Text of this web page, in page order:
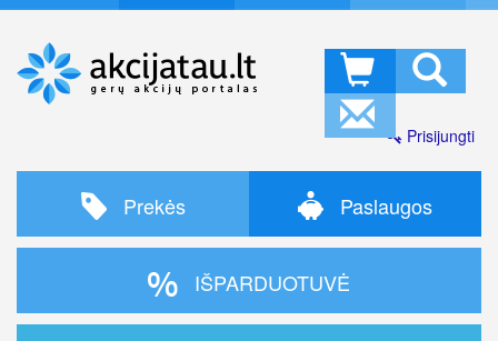
Prisijungti
Prekės Paslaugos
IŠPARDUOTUVĖ